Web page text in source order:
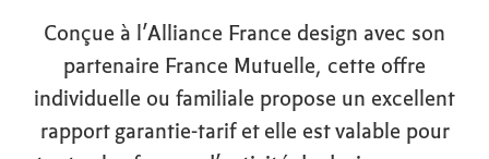
Conçue à l’Alliance France design avec son
partenaire France Mutuelle, cette offre
individuelle ou familiale propose un excellent
rapport garantie-tarif et elle est valable pour